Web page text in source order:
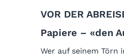
VOR DER
Papiere – «den
Wer auf seinem Törn